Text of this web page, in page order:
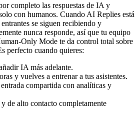
completo las respuestas de IA y
con humanos. Cuando AI Replies está
se siguen recibiendo y
nunca responde, así que tu equipo
Only Mode te da control total sobre
perfecto cuando quieres:
IA más adelante.
y vuelves a entrenar a tus asistentes.
compartida con analíticas y
de alto contacto completamente